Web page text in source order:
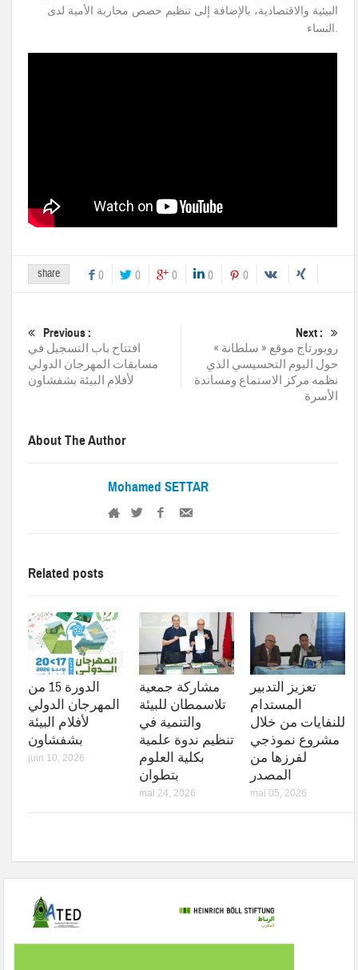
البيئية والاقتصادية، بالإضافة إلى تنظيم حصص محاربة الأمية لدى
share 0 0 0 0 0
Previous :
افتتاح باب التسجيل في
مسابقات المهرجان الدولي
لأفلام البيئة بشفشاون
Next :
روبورتاج موقع « سلطانة »
حول اليوم التحسيسي الذي
نظمه مركز الاستماع ومساندة
الأسرة
About The Author
Mohamed SETTAR
Related posts
الدورة 15 من
المهرجان الدولي
لأفلام البيئة
بشفشاون
juin 10, 2026
مشاركة جمعية
تلاسمطان للبيئة
والتنمية في
تنظيم ندوة علمية
بكلية العلوم
بتطوان
mai 24, 2026
تعزيز التدبير
المستدام
للنفايات من خلال
مشروع نموذجي
لفرزها من
المصدر
mai 05, 2026